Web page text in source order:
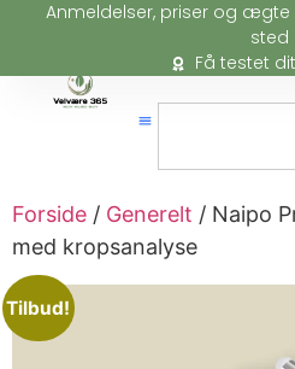
Anmeldelser, priser og
sted
Få testet
Forside / Generelt / Naipo
med kropsanalyse
Tilbud!